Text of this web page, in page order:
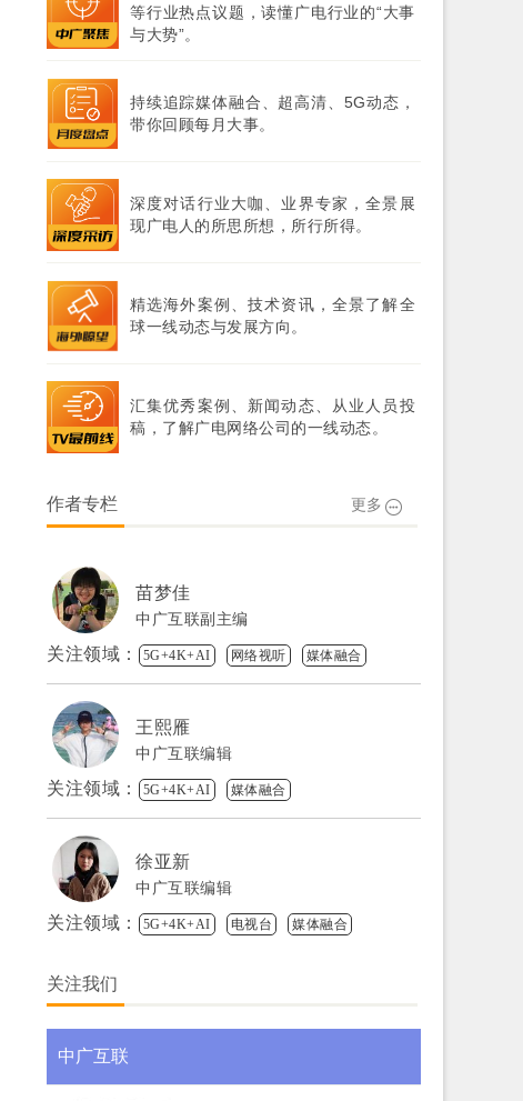
等行业热点议题，读懂广电行业的“大事
与大势”。
持续追踪媒体融合、超高清、5G动态，
带你回顾每月大事。
深度对话行业大咖、业界专家，全景展
现广电人的所思所想，所行所得。
精选海外案例、技术资讯，全景了解全
球一线动态与发展方向。
汇集优秀案例、新闻动态、从业人员投
稿，了解广电网络公司的一线动态。
作者专栏 更多
苗梦佳
中广互联副主编
关注领域： 5G+4K+AI 网络视听 媒体融合
王熙雁
中广互联编辑
关注领域： 5G+4K+AI 媒体融合
徐亚新
中广互联编辑
关注领域： 5G+4K+AI 电视台 媒体融合
关注我们
中广互联